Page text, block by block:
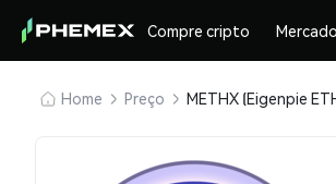
Compre cripto
Home Preço METHX (Eigenpie